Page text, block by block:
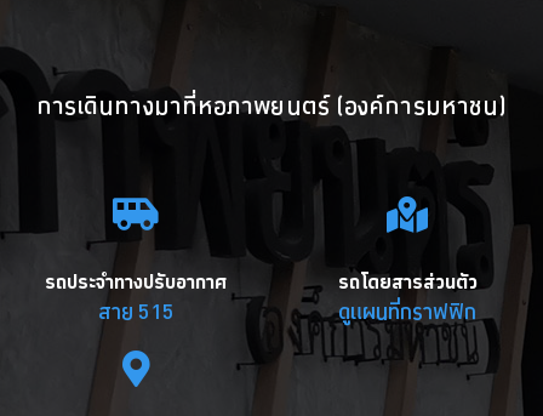
การเดินทางมาที่หอภาพยนตร์ (องค์การมหาชน)
รถประจำทางปรับอากาศ
สาย 515
รถโดยสารส่วนตัว
ดูแผนที่กราฟฟิก